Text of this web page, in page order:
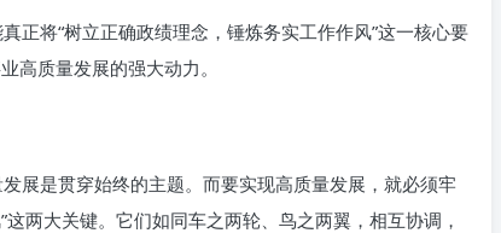
正将“树立正确政绩理念，锤炼务实工作作风”这一核心要
高质量发展的强大动力。
展是贯穿始终的主题。而要实现高质量发展，就必须牢
两大关键。它们如同车之两轮、鸟之两翼，相互协调，